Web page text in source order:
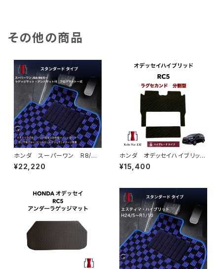
その他の商品
ホンダ スーパーワン R8/
5〜 JG6 ラゲッジマット・ア
ンドマット付 フロアマット一
NE jg6
¥22,220
ホンダ オデッセイハイブリッ
ド e:HEV R5/12〜 RC5
ラグセカンド ラグマット 2列
¥15,400